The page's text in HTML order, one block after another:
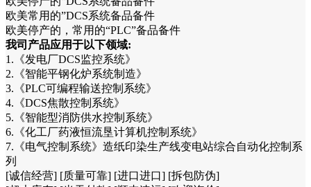
欧美常用的”DCS系统备品备件
欧美停产的，常用的“PLC”备品备件
我司产品应用于以下领域:
1.《发电厂DCS监控系统》
2.《智能平钢化炉系统制造》
3.《PLC可编程输送控制系统》
4.《DCS焦散控制系统》
5.《智能型消防供水控制系统》
6.《化工厂药液恒流垦计算机控制系统》
7.《电气控制系统》造纸印染生产线变电站综合自动化控制系
列
[诚信经营] [质量可靠] [进口进口] [拆包防伪]